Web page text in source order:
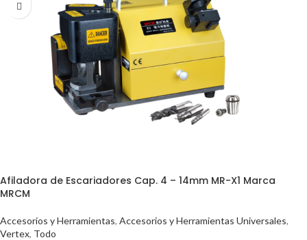
Afiladora de Escariadores Cap. 4 – 14mm MR-X1 Marca
MRCM
Accesorios y Herramientas, Accesorios y Herramientas Universales,
Vertex, Todo